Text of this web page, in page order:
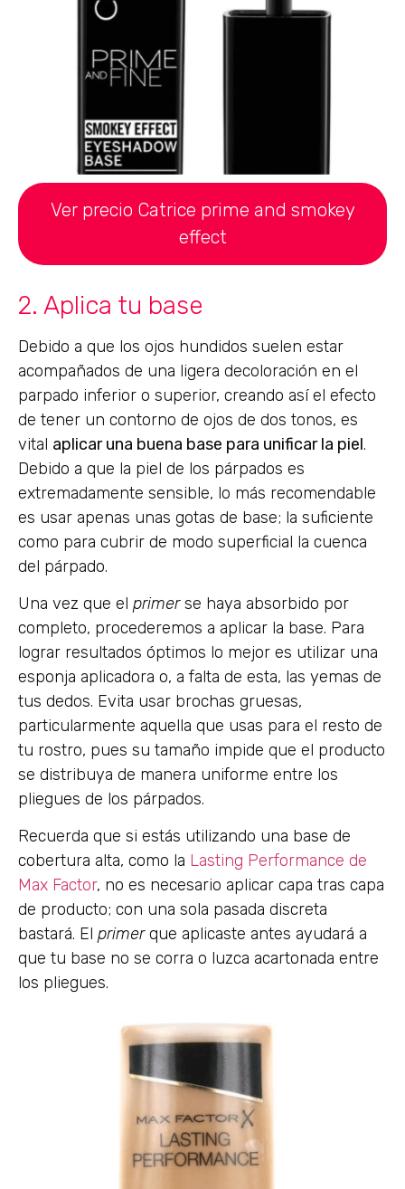
Ver precio Catrice prime and smokey
effect
2. Aplica tu base
Debido a que los ojos hundidos suelen estar
acompañados de una ligera decoloración en el
parpado inferior o superior, creando así el efecto
de tener un contorno de ojos de dos tonos, es
vital aplicar una buena base para unificar la piel.
Debido a que la piel de los párpados es
extremadamente sensible, lo más recomendable
es usar apenas unas gotas de base; la suficiente
como para cubrir de modo superficial la cuenca
del párpado.
Una vez que el primerse haya absorbido por
completo, procederemos a aplicar la base. Para
lograr resultados óptimos lo mejor es utilizar una
esponja aplicadora o, a falta de esta, las yemas de
tus dedos. Evita usar brochas gruesas,
particularmente aquella que usas para el resto de
tu rostro, pues su tamaño impide que el producto
se distribuya de manera uniforme entre los
pliegues de los párpados.
Recuerda que si estás utilizando una base de
cobertura alta, como la Lasting Performance de
Max Factor, no es necesario aplicar capa tras capa
de producto; con una sola pasada discreta
bastará. El primerque aplicaste antes ayudará a
que tu base no se corra o luzca acartonada entre
los pliegues.